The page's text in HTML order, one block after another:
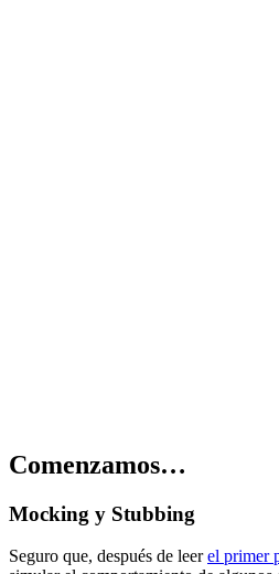
Comenzamos…
Mocking y Stubbing
Seguro que, después de leerel primer